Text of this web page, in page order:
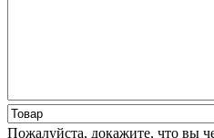
Пожалуйста, докажите, что вы